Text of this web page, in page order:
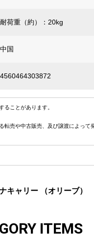
耐荷重（約）：20kg
中国
4560464303872
ことがあります。
売や中古販売、及び譲渡によっ
キャリー （オリーブ）
ITEMS